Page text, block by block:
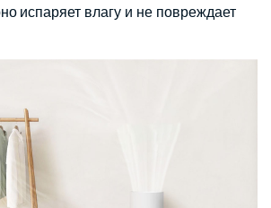
испаряет влагу и не повреждает